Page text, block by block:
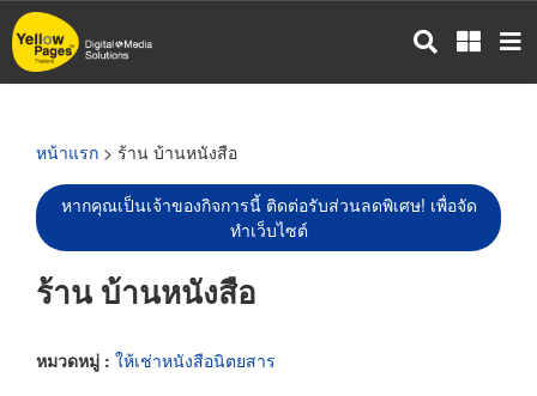
ข้าม
ไป
หน้าแรก > ร้าน บ้านหนังสือ
หากคุณเป็นเจ้าของกิจการนี้ ติดต่อรับส่วนลดพิเศษ! เพื่อจัด
ทำเว็บไซต์
ร้าน บ้านหนังสือ
หมวดหมู่ : ให้เช่าหนังสือนิตยสาร